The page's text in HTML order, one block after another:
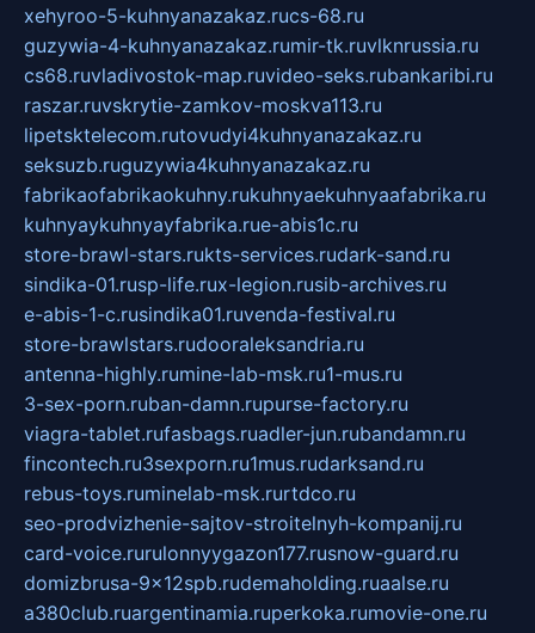
xehyroo-5-kuhnyanazakaz.rucs-68.ru
guzywia-4-kuhnyanazakaz.rumir-tk.ruvlknrussia.ru
cs68.ruvladivostok-map.ruvideo-seks.rubankaribi.ru
raszar.ruvskrytie-zamkov-moskva113.ru
lipetsktelecom.rutovudyi4kuhnyanazakaz.ru
seksuzb.ruguzywia4kuhnyanazakaz.ru
fabrikaofabrikaokuhny.rukuhnyaekuhnyaafabrika.ru
kuhnyaykuhnyayfabrika.rue-abis1c.ru
store-brawl-stars.rukts-services.rudark-sand.ru
sindika-01.rusp-life.rux-legion.rusib-archives.ru
e-abis-1-c.rusindika01.ruvenda-festival.ru
store-brawlstars.rudooraleksandria.ru
antenna-highly.rumine-lab-msk.ru1-mus.ru
3-sex-porn.ruban-damn.rupurse-factory.ru
viagra-tablet.rufasbags.ruadler-jun.rubandamn.ru
fincontech.ru3sexporn.ru1mus.rudarksand.ru
rebus-toys.ruminelab-msk.rurtdco.ru
seo-prodvizhenie-sajtov-stroitelnyh-kompanij.ru
card-voice.rurulonnyygazon177.rusnow-guard.ru
domizbrusa-9x12spb.rudemaholding.ruaalse.ru
a380club.ruargentinamia.ruperkoka.rumovie-one.ru